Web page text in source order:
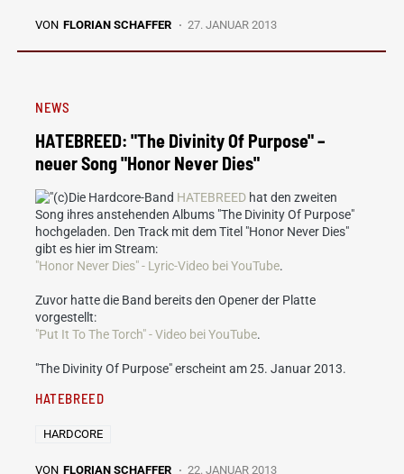
VON FLORIAN SCHAFFER 27. JANUAR 2013
NEWS
HATEBREED: "The Divinity Of Purpose" –
neuer Song "Honor Never Dies"
Die Hardcore-Band HATEBREED hat den zweiten
Song ihres anstehenden Albums "The Divinity Of Purpose"
hochgeladen. Den Track mit dem Titel "Honor Never Dies"
gibt es hier im Stream:
"Honor Never Dies" - Lyric-Video bei YouTube.
Zuvor hatte die Band bereits den Opener der Platte
vorgestellt:
"Put It To The Torch" - Video bei YouTube.
"The Divinity Of Purpose" erscheint am 25. Januar 2013.
HATEBREED
HARDCORE
VON FLORIAN SCHAFFER 22. JANUAR 2013